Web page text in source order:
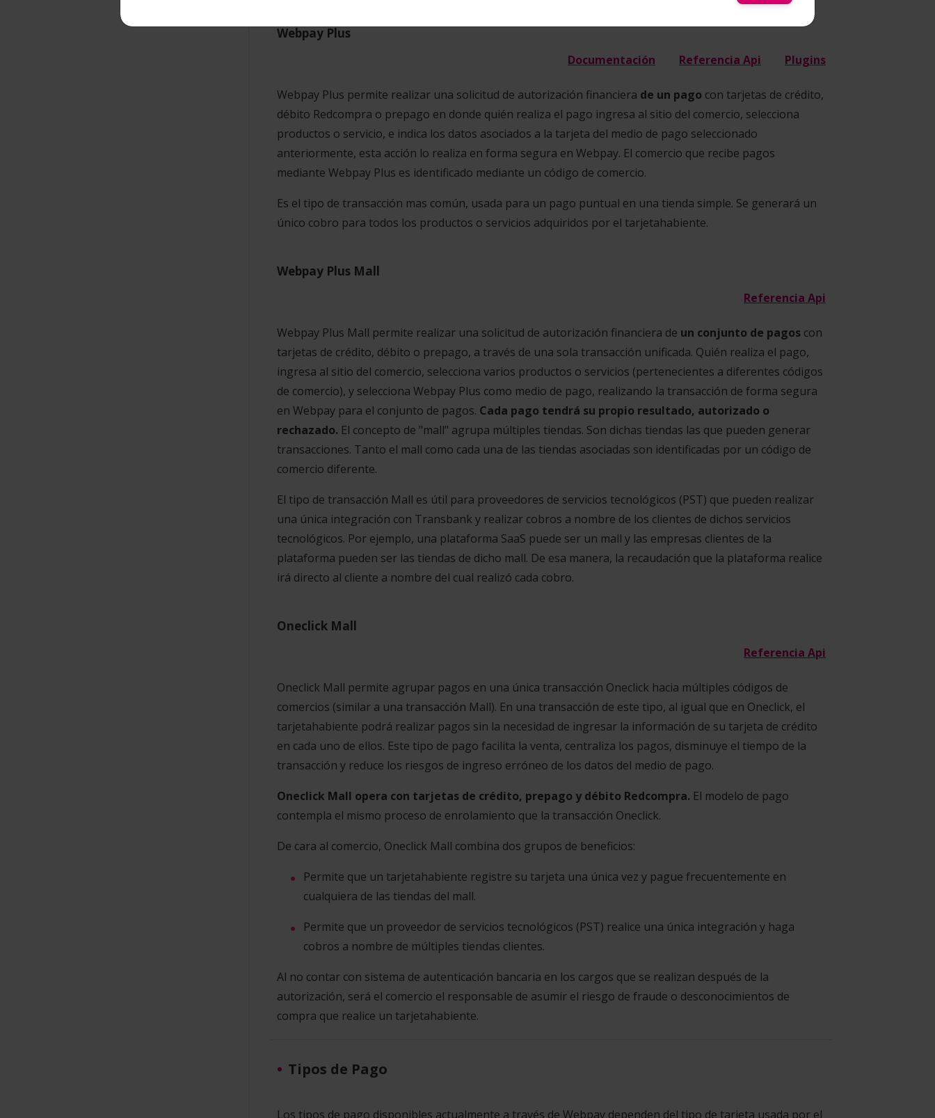
Webpay Plus
Documentación Referencia Api Plugins
Webpay Plus permite realizar una solicitud de autorización financiera de un pago con tarjetas de crédito,
débito Redcompra o prepago en donde quién realiza el pago ingresa al sitio del comercio, selecciona
productos o servicio, e indica los datos asociados a la tarjeta del medio de pago seleccionado
anteriormente, esta acción lo realiza en forma segura en Webpay. El comercio que recibe pagos
mediante Webpay Plus es identificado mediante un código de comercio.
Es el tipo de transacción mas común, usada para un pago puntual en una tienda simple. Se generará un
único cobro para todos los productos o servicios adquiridos por el tarjetahabiente.
Webpay Plus Mall
Referencia Api
Webpay Plus Mall permite realizar una solicitud de autorización financiera de un conjunto de pagos con
tarjetas de crédito, débito o prepago, a través de una sola transacción unificada. Quién realiza el pago,
ingresa al sitio del comercio, selecciona varios productos o servicios (pertenecientes a diferentes códigos
de comercio), y selecciona Webpay Plus como medio de pago, realizando la transacción de forma segura
en Webpay para el conjunto de pagos. Cada pago tendrá su propio resultado, autorizado o
rechazado. El concepto de "mall" agrupa múltiples tiendas. Son dichas tiendas las que pueden generar
transacciones. Tanto el mall como cada una de las tiendas asociadas son identificadas por un código de
comercio diferente.
El tipo de transacción Mall es útil para proveedores de servicios tecnológicos (PST) que pueden realizar
una única integración con Transbank y realizar cobros a nombre de los clientes de dichos servicios
tecnológicos. Por ejemplo, una plataforma SaaS puede ser un mall y las empresas clientes de la
plataforma pueden ser las tiendas de dicho mall. De esa manera, la recaudación que la plataforma realice
irá directo al cliente a nombre del cual realizó cada cobro.
Oneclick Mall
Referencia Api
Oneclick Mall permite agrupar pagos en una única transacción Oneclick hacia múltiples códigos de
comercios (similar a una transacción Mall). En una transacción de este tipo, al igual que en Oneclick, el
tarjetahabiente podrá realizar pagos sin la necesidad de ingresar la información de su tarjeta de crédito
en cada uno de ellos. Este tipo de pago facilita la venta, centraliza los pagos, disminuye el tiempo de la
transacción y reduce los riesgos de ingreso erróneo de los datos del medio de pago.
Oneclick Mall opera con tarjetas de crédito, prepago y débito Redcompra. El modelo de pago
contempla el mismo proceso de enrolamiento que la transacción Oneclick.
De cara al comercio, Oneclick Mall combina dos grupos de beneficios:
Permite que un tarjetahabiente registre su tarjeta una única vez y pague frecuentemente en
cualquiera de las tiendas del mall.
Permite que un proveedor de servicios tecnológicos (PST) realice una única integración y haga
cobros a nombre de múltiples tiendas clientes.
Al no contar con sistema de autenticación bancaria en los cargos que se realizan después de la
autorización, será el comercio el responsable de asumir el riesgo de fraude o desconocimientos de
compra que realice un tarjetahabiente.
Tipos de Pago
Los tipos de pago disponibles actualmente a través de Webpay dependen del tipo de tarjeta usada por el